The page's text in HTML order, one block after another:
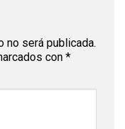
no será publicada.
con *